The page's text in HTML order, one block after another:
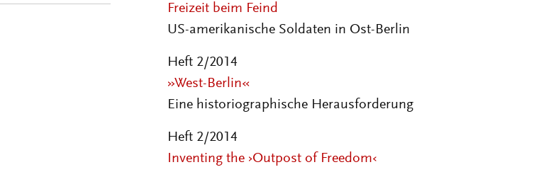
Freizeit beim Feind
US-amerikanische Soldaten in Ost-Berlin
Heft 2/2014
»West-Berlin«
Eine historiographische Herausforderung
Heft 2/2014
Inventing the ›Outpost of Freedom‹